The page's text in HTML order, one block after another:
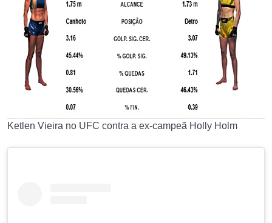
Ketlen Vieira no UFC contra a ex-campeã Holly Holm